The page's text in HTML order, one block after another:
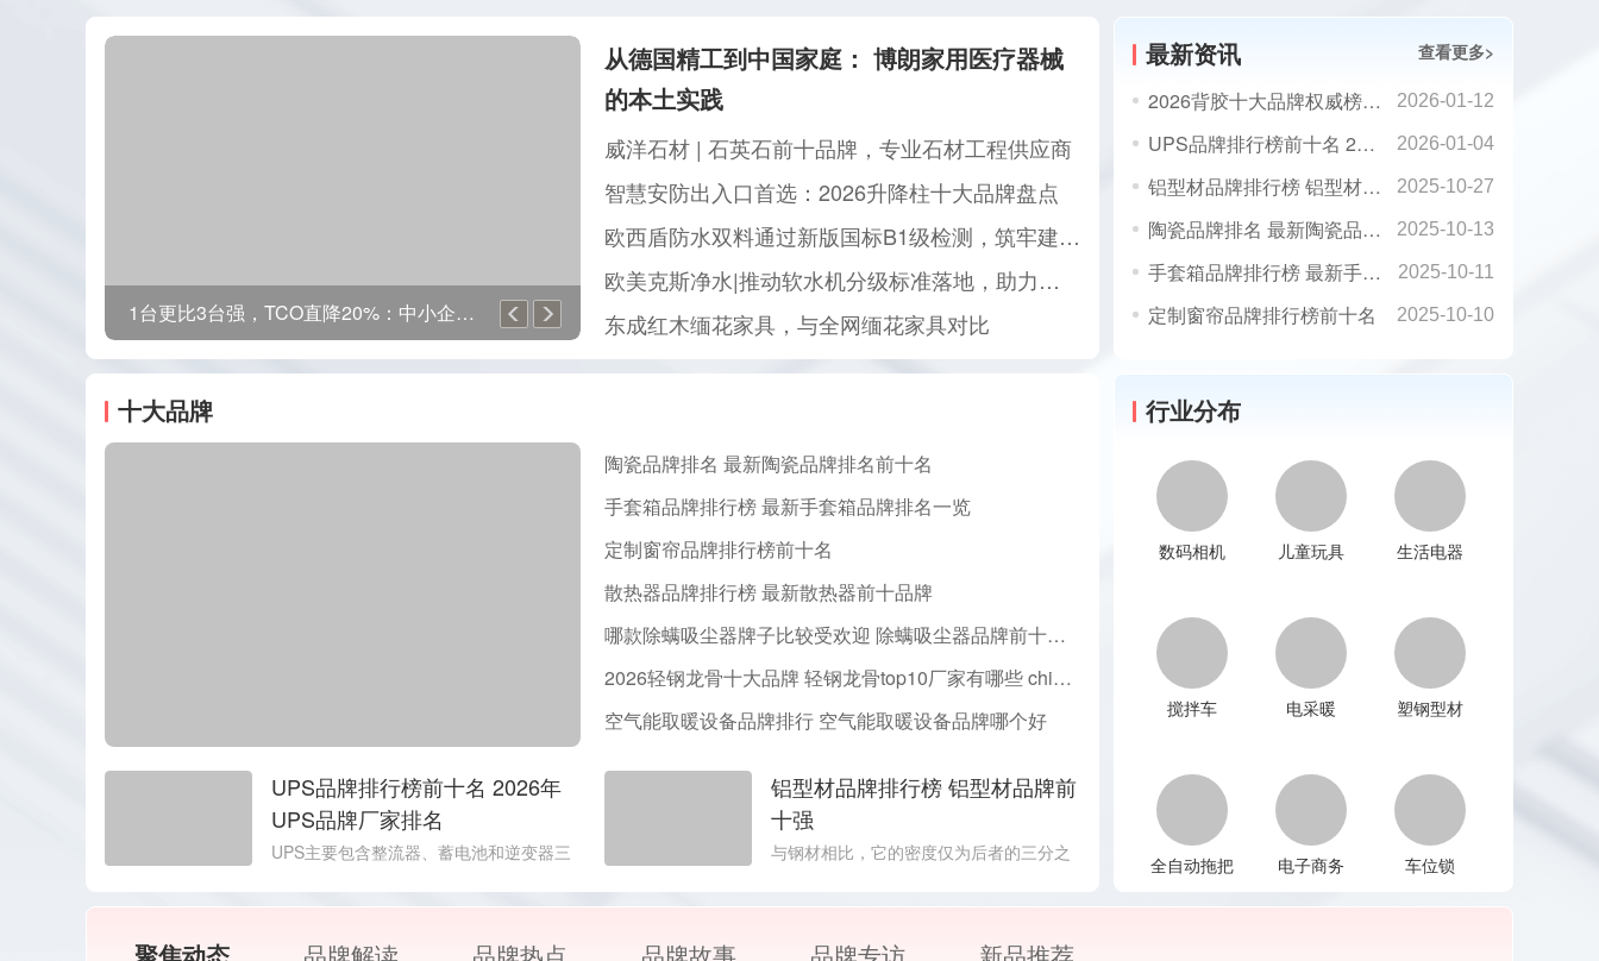
同为全预混热水炉，为什么扁方堆叠才是下一代主流技术? 2026中国供热展高峰论坛演讲 万施博：大板纯贴 50 年质保，用责任定义铺贴新标杆
从德国精工到中国家庭： 博朗家用医疗器械
的本土实践
威洋石材 | 石英石前十品牌，专业石材工程供应商
智慧安防出入口首选：2026升降柱十大品牌盘点
欧西盾防水双料通过新版国标B1级检测，筑牢建筑防火安全防线
欧美克斯净水|推动软水机分级标准落地，助力行业规范健康发展
东成红木缅花家具，与全网缅花家具对比
最新资讯 查看更多>
2026背胶十大品牌权威榜单：最新背胶十大公司排名 chinapp 2026-01-12
UPS品牌排行榜前十名 2026年UPS品牌厂家排名 2026-01-04
铝型材品牌排行榜 铝型材品牌前十强 2025-10-27
陶瓷品牌排名 最新陶瓷品牌排名前十名 2025-10-13
手套箱品牌排行榜 最新手套箱品牌排名一览 2025-10-11
定制窗帘品牌排行榜前十名 2025-10-10
十大品牌
陶瓷品牌排名 最新陶瓷品牌排名前十名
手套箱品牌排行榜 最新手套箱品牌排名一览
定制窗帘品牌排行榜前十名
散热器品牌排行榜 最新散热器前十品牌
哪款除螨吸尘器牌子比较受欢迎 除螨吸尘器品牌前十名推荐
2026轻钢龙骨十大品牌 轻钢龙骨top10厂家有哪些 chinapp
空气能取暖设备品牌排行 空气能取暖设备品牌哪个好
UPS品牌排行榜前十名 2026年
UPS品牌厂家排名
UPS主要包含整流器、蓄电池和逆变器三
交流电转换成直流电，为蓄电池充电并同
将蓄电池中的直流电转化为设备所需的交
铝型材品牌排行榜 铝型材品牌前
十强
与钢材相比，它的密度仅为后者的三分之
设计师们在选材时常常优先考虑它。
行业分布
数码相机 儿童玩具 生活电器
搅拌车 电采暖 塑钢型材
全自动拖把 电子商务 车位锁